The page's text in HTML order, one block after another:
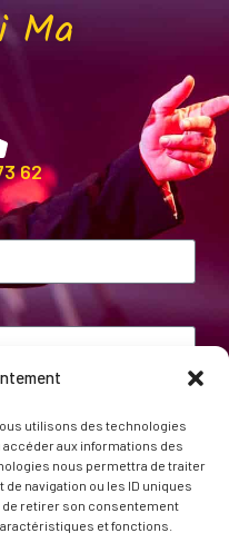
utilisons des technologies
aux informations des
nous permettra de traiter
navigation ou les ID uniques
de retirer son consentement
et fonctions.
Ma
62